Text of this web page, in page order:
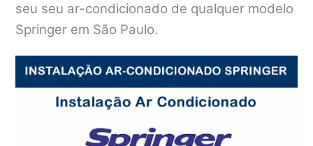
seu seu ar-condicionado de qualquer modelo
Springer em São Paulo.